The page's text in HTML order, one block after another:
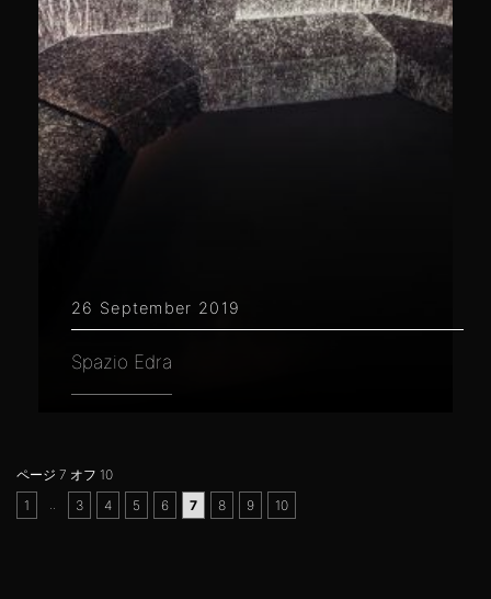
26 September 2019
Spazio Edra
ページ 7 オフ 10
1
3 4 5 6 7 8 9 10